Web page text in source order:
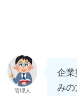
管理人
企業
みの